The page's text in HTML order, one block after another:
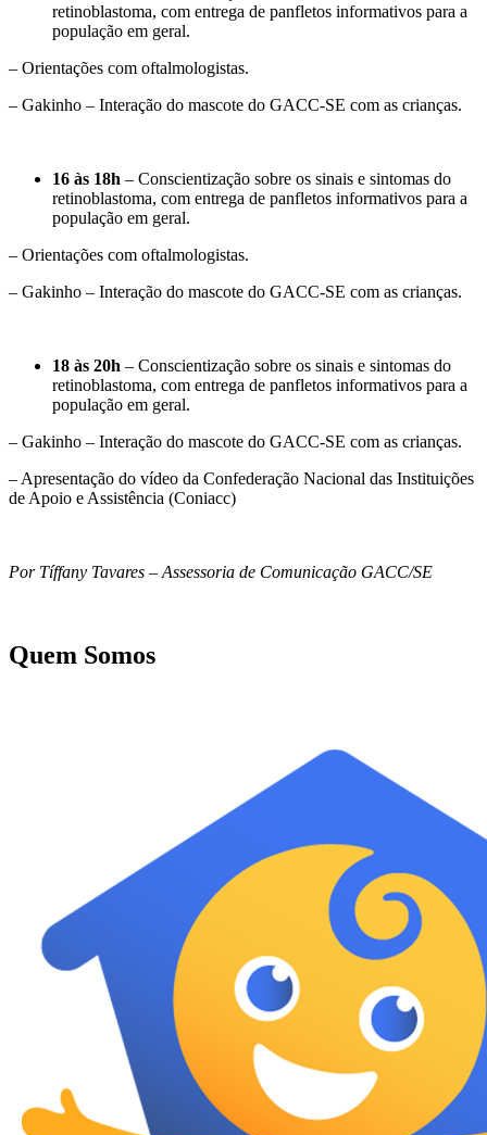
retinoblastoma, com entrega de panfletos informativos para a
população em geral.
– Orientações com oftalmologistas.
– Gakinho – Interação do mascote do GACC-SE com as crianças.
16 às 18h – Conscientização sobre os sinais e sintomas do
retinoblastoma, com entrega de panfletos informativos para a
população em geral.
– Orientações com oftalmologistas.
– Gakinho – Interação do mascote do GACC-SE com as crianças.
18 às 20h – Conscientização sobre os sinais e sintomas do
retinoblastoma, com entrega de panfletos informativos para a
população em geral.
– Gakinho – Interação do mascote do GACC-SE com as crianças.
– Apresentação do vídeo da Confederação Nacional das Instituições
de Apoio e Assistência (Coniacc)
Por Tíffany Tavares – Assessoria de Comunicação GACC/SE
Quem Somos